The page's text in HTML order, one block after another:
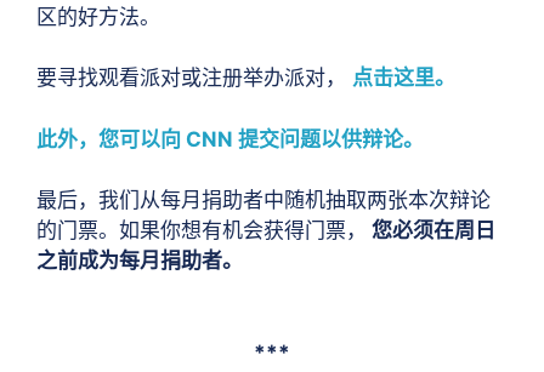
区的好方法。
要寻找观看派对或注册举办派对， 点击这里。
此外，您可以向 CNN 提交问题以供辩论。
最后，我们从每月捐助者中随机抽取两张本次辩论
的门票。如果你想有机会获得门票，
您必须在周日
之前成为每月捐助者。
***